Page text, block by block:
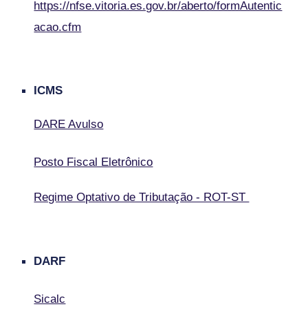
https://nfse.vitoria.es.gov.br/aberto/formAutentic
acao.cfm
ICMS
DARE Avulso
Posto Fiscal Eletrônico
Regime Optativo de Tributação - ROT-ST
DARF
Sicalc